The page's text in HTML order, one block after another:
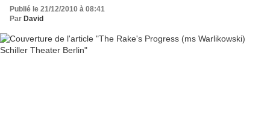
Publié le 21/12/2010 à 08:41
Par David